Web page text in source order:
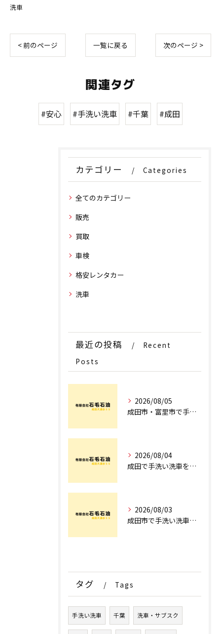
洗車
< 前のページ 一覧に戻る 次のページ >
関連タグ
#安心 #手洗い洗車 #千葉 #成田
カテゴリー Categories
全てのカテゴリー
販売
買取
車検
格安レンタカー
洗車
最近の投稿
Recent
Posts
2026/08/05
成田市・富里市で手洗洗車ならどこ？料金比較からサブスク選びまでプロが徹底解説
2026/08/04
成田で手洗い洗車を探すなら！車のプロが教える安心の店舗選びとコース術
2026/08/03
成田市で手洗い洗車ならどこ？現場を知るプロが明かす「失敗しない専門店選び」のポイント
タグ Tags
手洗い洗車 千葉 洗車・サブスク